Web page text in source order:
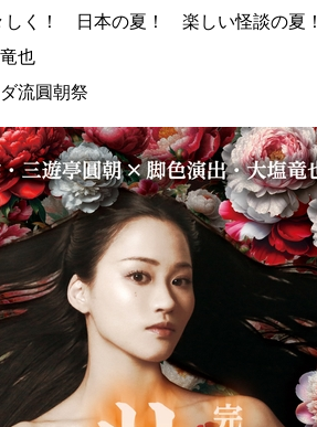
しく！ 日本の夏！ 楽しい怪談の夏！
也
流圓朝祭